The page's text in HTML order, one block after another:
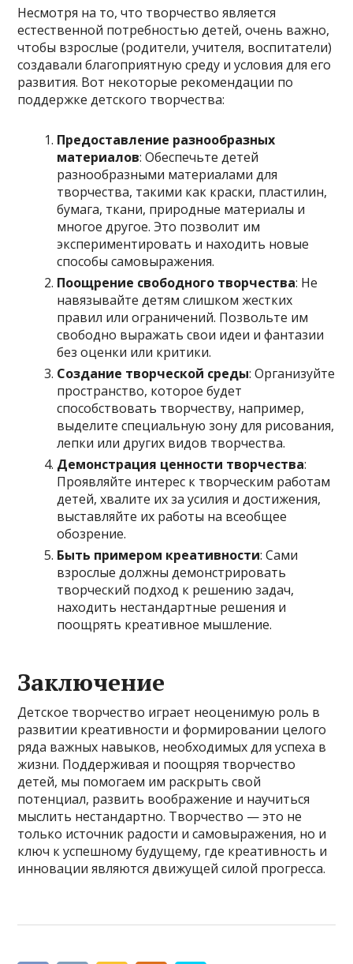
Несмотря на то, что творчество является
естественной потребностью детей, очень важно,
чтобы взрослые (родители, учителя, воспитатели)
создавали благоприятную среду и условия для его
развития. Вот некоторые рекомендации по
поддержке детского творчества:
Предоставление разнообразных
материалов: Обеспечьте детей
разнообразными материалами для
творчества, такими как краски, пластилин,
бумага, ткани, природные материалы и
многое другое. Это позволит им
экспериментировать и находить новые
способы самовыражения.
Поощрение свободного творчества: Не
навязывайте детям слишком жестких
правил или ограничений. Позвольте им
свободно выражать свои идеи и фантазии
без оценки или критики.
Создание творческой среды: Организуйте
пространство, которое будет
способствовать творчеству, например,
выделите специальную зону для рисования,
лепки или других видов творчества.
Демонстрация ценности творчества:
Проявляйте интерес к творческим работам
детей, хвалите их за усилия и достижения,
выставляйте их работы на всеобщее
обозрение.
Быть примером креативности: Сами
взрослые должны демонстрировать
творческий подход к решению задач,
находить нестандартные решения и
поощрять креативное мышление.
Заключение
Детское творчество играет неоценимую роль в
развитии креативности и формировании целого
ряда важных навыков, необходимых для успеха в
жизни. Поддерживая и поощряя творчество
детей, мы помогаем им раскрыть свой
потенциал, развить воображение и научиться
мыслить нестандартно. Творчество — это не
только источник радости и самовыражения, но и
ключ к успешному будущему, где креативность и
инновации являются движущей силой прогресса.